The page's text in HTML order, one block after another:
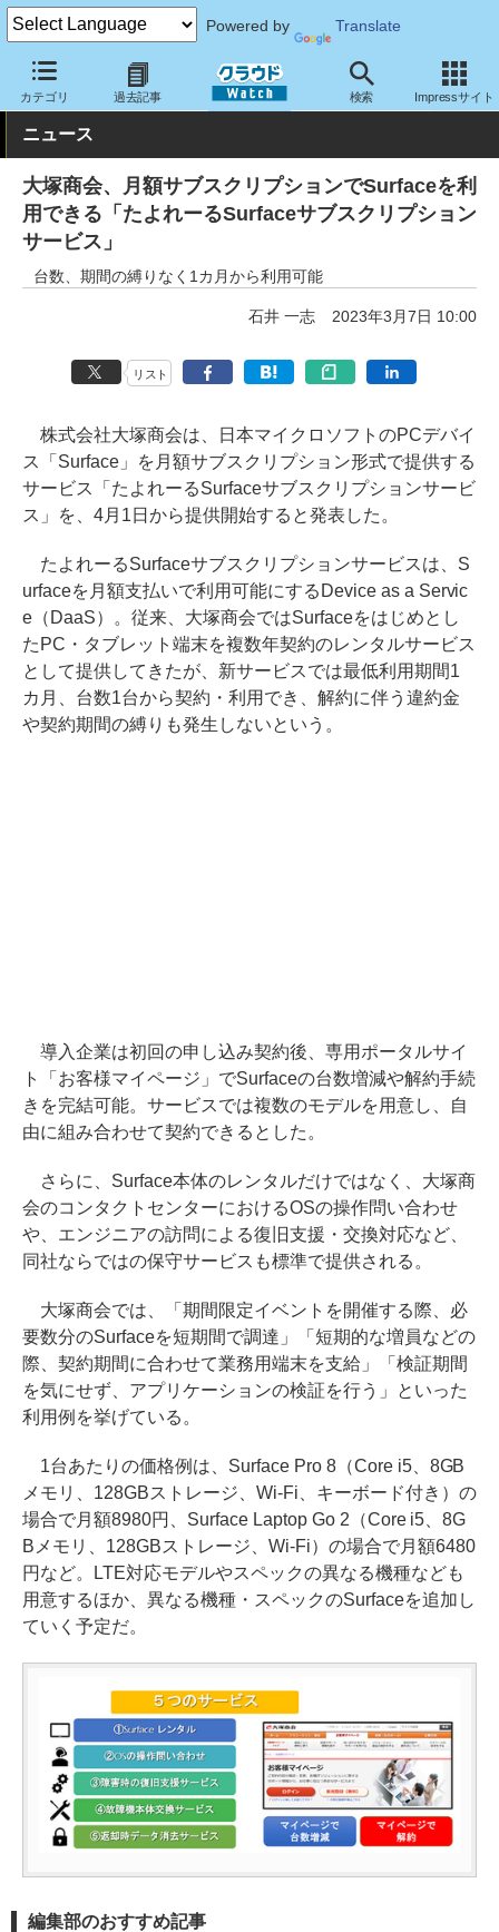
Powered by Translate
カテゴリ 過去記事 検索 Impressサイト
クラウド Watch サービス・ソフト サービス その他
ニュース
大塚商会、月額サブスクリプションでSurfaceを利
用できる「たよれーるSurfaceサブスクリプション
サービス」
台数、期間の縛りなく1カ月から利用可能
石井 一志 2023年3月7日 10:00
リスト
株式会社大塚商会は、日本マイクロソフトのPCデバイ
ス「Surface」を月額サブスクリプション形式で提供する
サービス「たよれーるSurfaceサブスクリプションサービ
ス」を、4月1日から提供開始すると発表した。
たよれーるSurfaceサブスクリプションサービスは、S
urfaceを月額支払いで利用可能にするDevice as a Servic
e（DaaS）。従来、大塚商会ではSurfaceをはじめとし
たPC・タブレット端末を複数年契約のレンタルサービス
として提供してきたが、新サービスでは最低利用期間1
カ月、台数1台から契約・利用でき、解約に伴う違約金
や契約期間の縛りも発生しないという。
導入企業は初回の申し込み契約後、専用ポータルサイ
ト「お客様マイページ」でSurfaceの台数増減や解約手続
きを完結可能。サービスでは複数のモデルを用意し、自
由に組み合わせて契約できるとした。
さらに、Surface本体のレンタルだけではなく、大塚商
会のコンタクトセンターにおけるOSの操作問い合わせ
や、エンジニアの訪問による復旧支援・交換対応など、
同社ならではの保守サービスも標準で提供される。
大塚商会では、「期間限定イベントを開催する際、必
要数分のSurfaceを短期間で調達」「短期的な増員などの
際、契約期間に合わせて業務用端末を支給」「検証期間
を気にせず、アプリケーションの検証を行う」といった
利用例を挙げている。
1台あたりの価格例は、Surface Pro 8（Core i5、8GB
メモリ、128GBストレージ、Wi-Fi、キーボード付き）の
場合で月額8980円、Surface Laptop Go 2（Core i5、8G
Bメモリ、128GBストレージ、Wi-Fi）の場合で月額6480
円など。LTE対応モデルやスペックの異なる機種なども
用意するほか、異なる機種・スペックのSurfaceを追加し
ていく予定だ。
編集部のおすすめ記事